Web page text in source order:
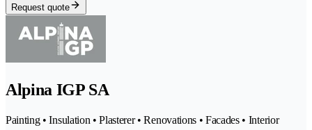
Request quote
Alpina IGP SA
Painting • Insulation • Plasterer • Renovations • Facades • Interior